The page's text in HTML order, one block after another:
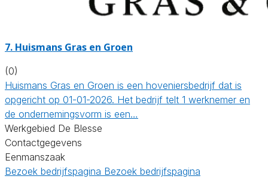
7. Huismans Gras en Groen
(0)
Huismans Gras en Groen is een hoveniersbedrijf dat is
opgericht op 01-01-2026. Het bedrijf telt 1 werknemer en
de ondernemingsvorm is een…
Werkgebied De Blesse
Contactgegevens
Eenmanszaak
Bezoek bedrijfspagina Bezoek bedrijfspagina